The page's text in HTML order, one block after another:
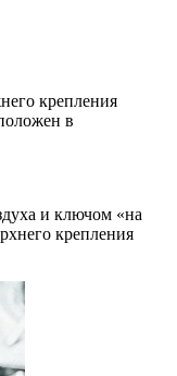
крепления
в
и ключом «на
крепления